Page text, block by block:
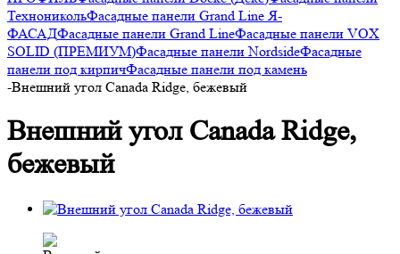
ТехноникольФасадные панели Grand Line Я-
ФАСАДФасадные панели Grand LineФасадные панели VOX
SOLID (ПРЕМИУМ)Фасадные панели NordsideФасадные
панели под кирпичФасадные панели под камень
-Внешний угол Canada Ridge, бежевый
Внешний угол Canada Ridge,
бежевый